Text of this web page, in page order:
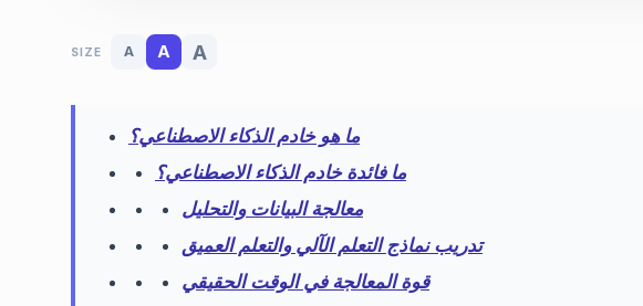
SIZE A A A
ما هو خادم الذكاء الاصطناعي؟
ما فائدة خادم الذكاء الاصطناعي؟
معالجة البيانات والتحليل
تدريب نماذج التعلم الآلي والتعلم العميق
قوة المعالجة في الوقت الحقيقي